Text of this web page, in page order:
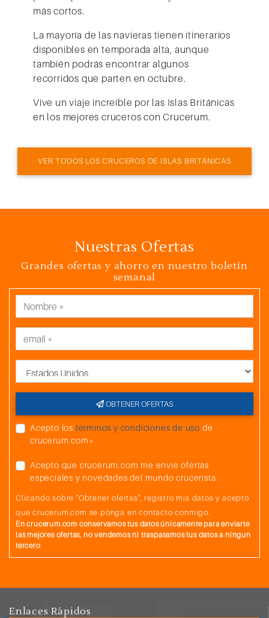
más cortos.
La mayoría de las navieras tienen itinerarios
disponibles en temporada alta, aunque
también podrás encontrar algunos
recorridos que parten en octubre.
Vive un viaje increíble por las Islas Británicas
en los mejores cruceros con Crucerum.
VER TODOS LOS CRUCEROS DE ISLAS BRITÁNICAS
Nuestras Ofertas
Grandes ofertas y ahorro en nuestro boletín
semanal
OBTENER OFERTAS
Acepto los términos y condiciones de uso de
crucerum.com*
Acepto que crucerum.com me envíe ofertas
especiales y novedades del mundo crucerista
Clicando sobre "Obtener ofertas", registro mis datos y acepto
que crucerum.com se ponga en contacto conmigo.
En crucerum.com conservamos tus datos únicamente para enviarte
las mejores ofertas, no vendemos ni traspasamos tus datos a ningun
tercero
Enlaces Rápidos